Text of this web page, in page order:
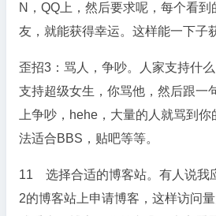
N，QQ上，然后要求呢，每个看到
友，就能获得幸运。这样能一下子
歪招3：骂人，争吵。人家支持什
支持超级女生，你骂他，然后跟一
上争吵，hehe，大量的人就骂到
法适合BBS，贴吧等等。
11 选择合适的博客站。有人说我
2的博客站上申请博客，这样访问